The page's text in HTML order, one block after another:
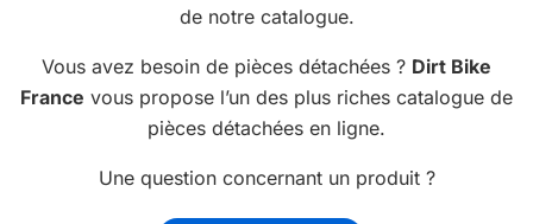
de notre catalogue.
Vous avez besoin de pièces détachées ? Dirt Bike
France vous propose l’un des plus riches catalogue de
pièces détachées en ligne.
Une question concernant un produit ?